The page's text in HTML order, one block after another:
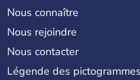
Nous connaître
Nous rejoindre
Nous contacter
Légende des pictogrammes